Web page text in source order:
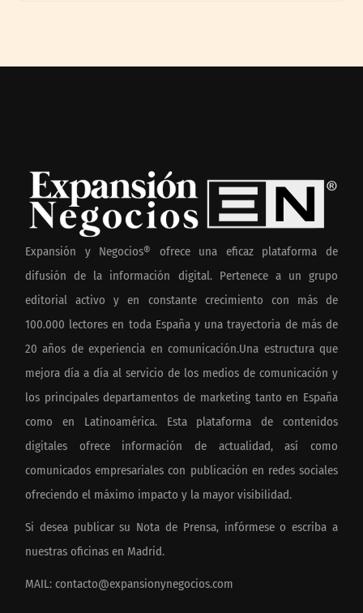
Expansión y Negocios® ofrece una eficaz plataforma de
difusión de la información digital. Pertenece a un grupo
editorial activo y en constante crecimiento con más de
100.000 lectores en toda España y una trayectoria de más de
20 años de experiencia en comunicación.Una estructura que
mejora día a día al servicio de los medios de comunicación y
los principales departamentos de marketing tanto en España
como en Latinoamérica. Esta plataforma de contenidos
digitales ofrece información de actualidad, así como
comunicados empresariales con publicación en redes sociales
ofreciendo el máximo impacto y la mayor visibilidad.
Si desea publicar su Nota de Prensa, infórmese o escriba a
nuestras oficinas en Madrid.
MAIL: contacto@expansionynegocios.com